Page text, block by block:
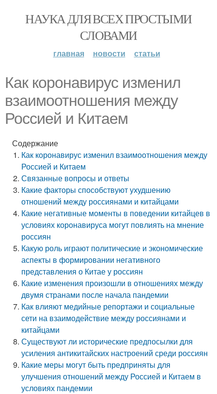
НАУКА ДЛЯ ВСЕХ ПРОСТЫМИ
СЛОВАМИ
главная новости статьи
Как коронавирус изменил
взаимоотношения между
Россией и Китаем
Содержание
Как коронавирус изменил взаимоотношения между
Россией и Китаем
Связанные вопросы и ответы
Какие факторы способствуют ухудшению
отношений между россиянами и китайцами
Какие негативные моменты в поведении китайцев в
условиях коронавируса могут повлиять на мнение
россиян
Какую роль играют политические и экономические
аспекты в формировании негативного
представления о Китае у россиян
Какие изменения произошли в отношениях между
двумя странами после начала пандемии
Как влияют медийные репортажи и социальные
сети на взаимодействие между россиянами и
китайцами
Существуют ли исторические предпосылки для
усиления антикитайских настроений среди россиян
Какие меры могут быть предприняты для
улучшения отношений между Россией и Китаем в
условиях пандемии